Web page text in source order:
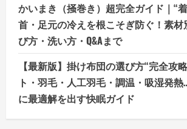
かいまき（掻巻き）超完全ガイド｜“
首・足元の冷えを根こそぎ防ぐ！素材
び方・洗い方・Q&Aまで
【最新版】掛け布団の選び方“完全攻
ト・羽毛・人工羽毛・調温・吸湿発
に最適解を出す快眠ガイド